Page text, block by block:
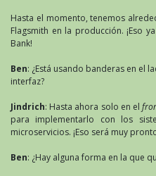
Hasta el momento, tenemos
Flagsmith en la producción. ¡Eso
Bank!
Ben: ¿Está usando banderas en el
interfaz?
Jindrich: Hasta ahora solo en el
para implementarlo con los
microservicios. ¡Eso será muy
Ben: ¿Hay alguna forma en la que